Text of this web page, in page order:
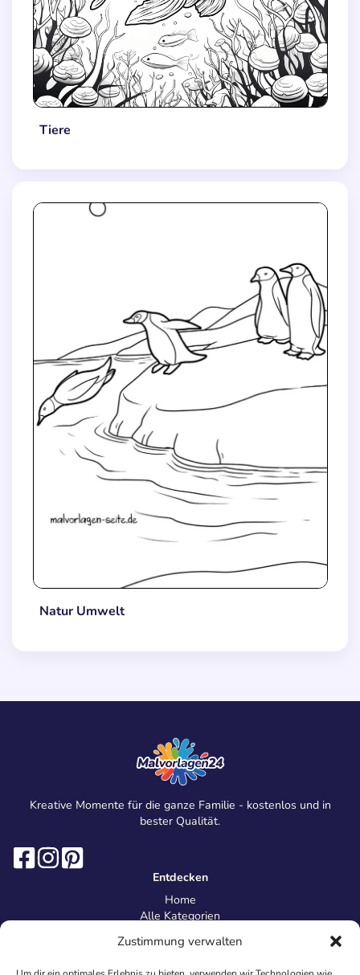
Zustimmung verwalten
Tiere
Natur Umwelt
Kreative Momente für die ganze Familie - kostenlos und in
bester Qualität.
Entdecken
Home
Alle Kategorien
Information
Über uns